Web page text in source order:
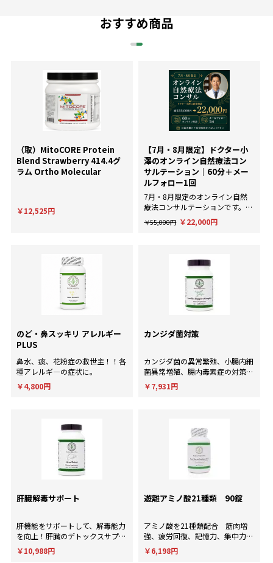
おすすめ商品
（取）MitoCORE Protein
Blend Strawberry 414.4グ
ラム Ortho Molecular
￥12,525円
【7月・8月限定】ドクター小
澤のオンライン自然療法コン
サルテーション｜60分＋メー
ルフォロー1回
7月・8月限定のオンライン自然
療法コンサルテーションです。AI
による一般的な回答ではなく、臨
床経験にもとづいた個別のアドバ
￥55,000円 ￥22,000円
のど・鼻スッキリ アレルギー
PLUS
鼻水、痰、花粉症の救世主！！各
種アレルギ―の症状に。
￥4,800円
カンジダ菌対策
カンジダ菌の異常繁殖、小腸内細
菌異常増殖、腸内毒素症の対策
に！
￥7,931円
肝臓解毒サポート
肝機能をサポートして、解毒能力
を向上！肝臓のデトックスサプリ
メント。
￥10,988円
遊離アミノ酸21種類 90錠
アミノ酸を21種類配合 筋肉増
強、疲労回復、記憶力、集中力、
判断力など様々な用途に使用され
ます。
￥6,198円